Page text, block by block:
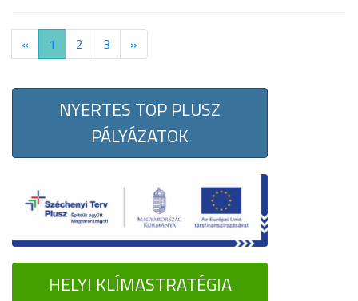
« 1 2 3 »
NYERTES TOP PLUSZ
PÁLYÁZATOK
HELYI KLÍMASTRATÉGIA